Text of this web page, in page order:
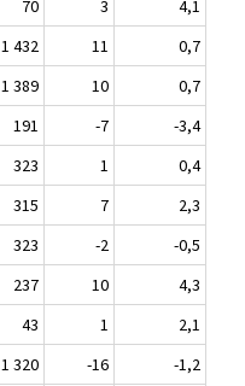
70 3
4,1
1 432 11
0,7
1 389 10
0,7
191 -7
-3,4
323 1
0,4
315 7
2,3
323 -2
-0,5
237 10
4,3
43 1
2,1
1 320 -16
-1,2